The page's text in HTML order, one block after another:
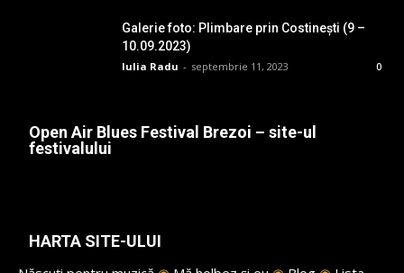
Galerie foto: Plimbare prin Costinești (9 –
10.09.2023)
Iulia Radu - septembrie 11, 2023 0
Open Air Blues Festival Brezoi – site-ul
festivalului
HARTA SITE-ULUI